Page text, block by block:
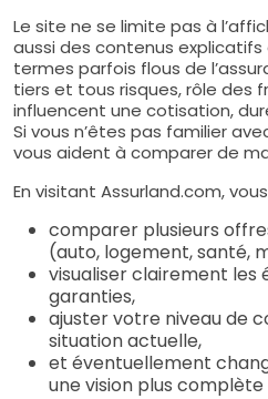
Le site ne se limite pas à
aussi des contenus
termes parfois flous de
tiers et tous risques, rôle des
influencent une cotisation,
Si vous n’êtes pas familier
vous aident à comparer de
En visitant Assurland.com,
comparer plusieurs
(auto, logement, santé,
visualiser clairement les
garanties,
ajuster votre niveau de
situation actuelle,
et éventuellement
une vision plus